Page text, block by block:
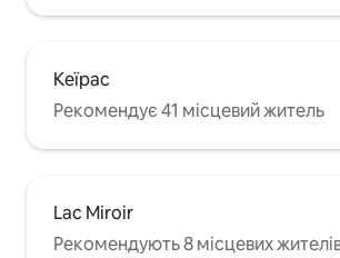
Кеїрас
Рекомендує 41 місцевий житель
Lac Miroir
Рекомендують 8 місцевих